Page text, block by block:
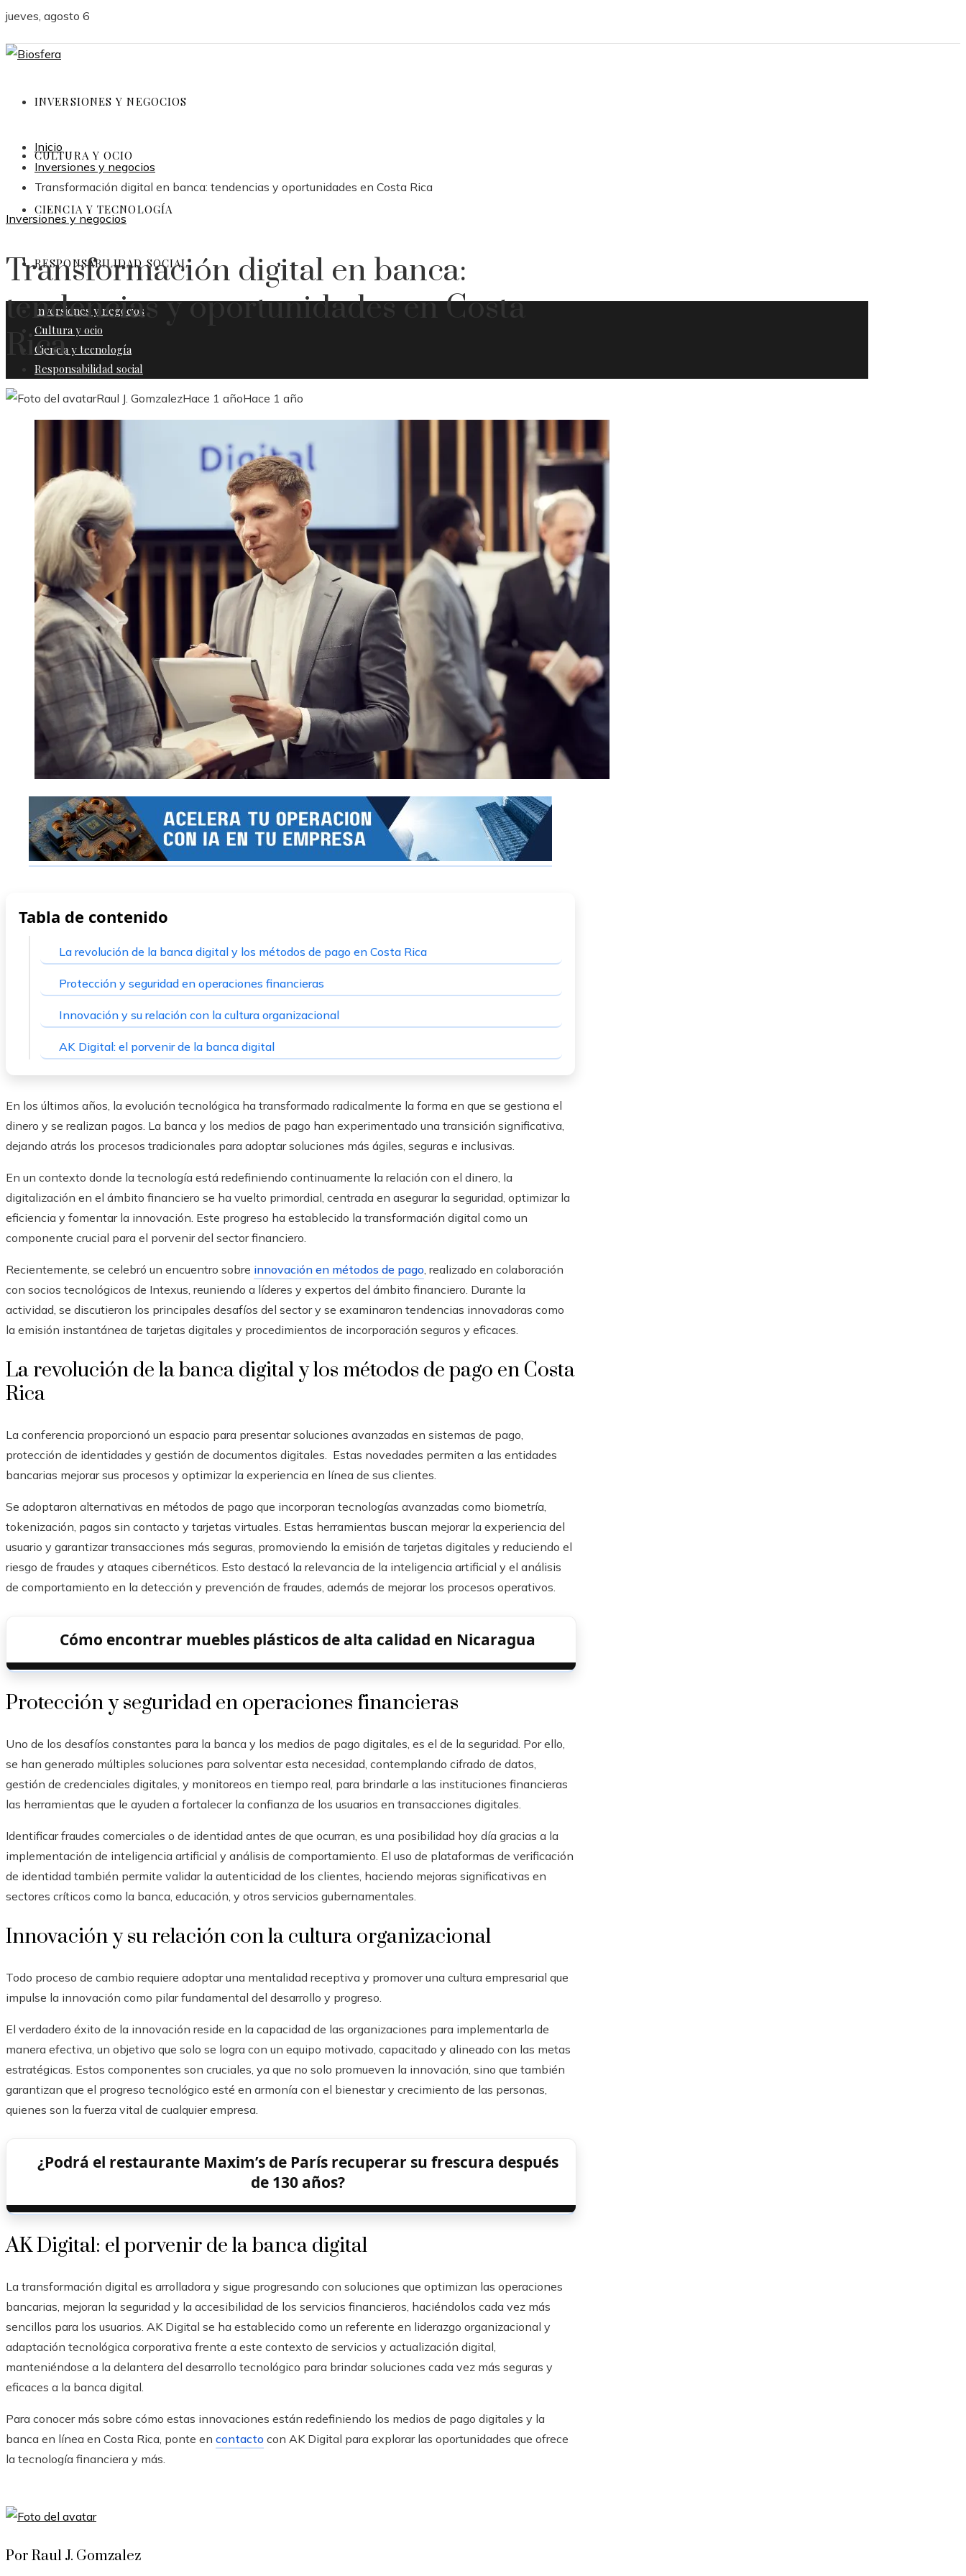
jueves, agosto 6
INVERSIONES Y NEGOCIOS
CULTURA Y OCIO
CIENCIA Y TECNOLOGÍA
RESPONSABILIDAD SOCIAL
Inversiones y negocios
Cultura y ocio
Ciencia y tecnología
Responsabilidad social
Inicio
Inversiones y negocios
Transformación digital en banca: tendencias y oportunidades en Costa Rica
Inversiones y negocios
Transformación digital en banca:
tendencias y oportunidades en Costa
Rica
Raul J. GomzalezHace 1 añoHace 1 año
Tabla de contenido
La revolución de la banca digital y los métodos de pago en Costa Rica
Protección y seguridad en operaciones financieras
Innovación y su relación con la cultura organizacional
AK Digital: el porvenir de la banca digital
En los últimos años, la evolución tecnológica ha transformado radicalmente la forma en que se gestiona el
dinero y se realizan pagos. La banca y los medios de pago han experimentado una transición significativa,
dejando atrás los procesos tradicionales para adoptar soluciones más ágiles, seguras e inclusivas.
En un contexto donde la tecnología está redefiniendo continuamente la relación con el dinero, la
digitalización en el ámbito financiero se ha vuelto primordial, centrada en asegurar la seguridad, optimizar la
eficiencia y fomentar la innovación. Este progreso ha establecido la transformación digital como un
componente crucial para el porvenir del sector financiero.
Recientemente, se celebró un encuentro sobre innovación en métodos de pago, realizado en colaboración
con socios tecnológicos de Intexus, reuniendo a líderes y expertos del ámbito financiero. Durante la
actividad, se discutieron los principales desafíos del sector y se examinaron tendencias innovadoras como
la emisión instantánea de tarjetas digitales y procedimientos de incorporación seguros y eficaces.
La revolución de la banca digital y los métodos de pago en Costa
Rica
La conferencia proporcionó un espacio para presentar soluciones avanzadas en sistemas de pago,
protección de identidades y gestión de documentos digitales. Estas novedades permiten a las entidades
bancarias mejorar sus procesos y optimizar la experiencia en línea de sus clientes.
Se adoptaron alternativas en métodos de pago que incorporan tecnologías avanzadas como biometría,
tokenización, pagos sin contacto y tarjetas virtuales. Estas herramientas buscan mejorar la experiencia del
usuario y garantizar transacciones más seguras, promoviendo la emisión de tarjetas digitales y reduciendo el
riesgo de fraudes y ataques cibernéticos. Esto destacó la relevancia de la inteligencia artificial y el análisis
de comportamiento en la detección y prevención de fraudes, además de mejorar los procesos operativos.
Cómo encontrar muebles plásticos de alta calidad en Nicaragua
Protección y seguridad en operaciones financieras
Uno de los desafíos constantes para la banca y los medios de pago digitales, es el de la seguridad. Por ello,
se han generado múltiples soluciones para solventar esta necesidad, contemplando cifrado de datos,
gestión de credenciales digitales, y monitoreos en tiempo real, para brindarle a las instituciones financieras
las herramientas que le ayuden a fortalecer la confianza de los usuarios en transacciones digitales.
Identificar fraudes comerciales o de identidad antes de que ocurran, es una posibilidad hoy día gracias a la
implementación de inteligencia artificial y análisis de comportamiento. El uso de plataformas de verificación
de identidad también permite validar la autenticidad de los clientes, haciendo mejoras significativas en
sectores críticos como la banca, educación, y otros servicios gubernamentales.
Innovación y su relación con la cultura organizacional
Todo proceso de cambio requiere adoptar una mentalidad receptiva y promover una cultura empresarial que
impulse la innovación como pilar fundamental del desarrollo y progreso.
El verdadero éxito de la innovación reside en la capacidad de las organizaciones para implementarla de
manera efectiva, un objetivo que solo se logra con un equipo motivado, capacitado y alineado con las metas
estratégicas. Estos componentes son cruciales, ya que no solo promueven la innovación, sino que también
garantizan que el progreso tecnológico esté en armonía con el bienestar y crecimiento de las personas,
quienes son la fuerza vital de cualquier empresa.
¿Podrá el restaurante Maxim’s de París recuperar su frescura después
de 130 años?
AK Digital: el porvenir de la banca digital
La transformación digital es arrolladora y sigue progresando con soluciones que optimizan las operaciones
bancarias, mejoran la seguridad y la accesibilidad de los servicios financieros, haciéndolos cada vez más
sencillos para los usuarios. AK Digital se ha establecido como un referente en liderazgo organizacional y
adaptación tecnológica corporativa frente a este contexto de servicios y actualización digital,
manteniéndose a la delantera del desarrollo tecnológico para brindar soluciones cada vez más seguras y
eficaces a la banca digital.
Para conocer más sobre cómo estas innovaciones están redefiniendo los medios de pago digitales y la
banca en línea en Costa Rica, ponte en contacto con AK Digital para explorar las oportunidades que ofrece
la tecnología financiera y más.
Por Raul J. Gomzalez